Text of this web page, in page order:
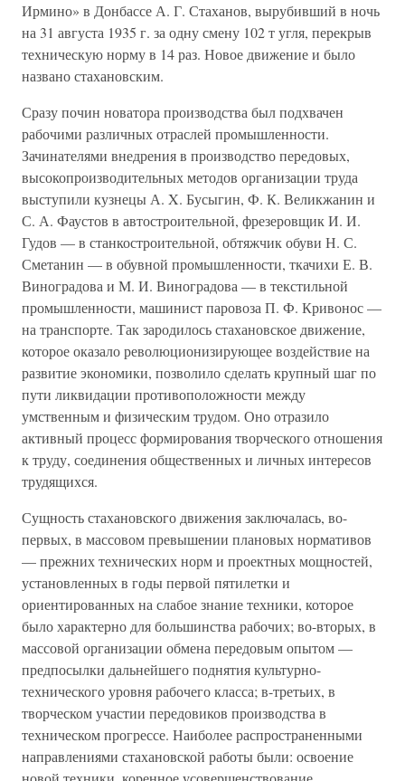
Ирмино» в Донбассе А. Г. Стаханов, вырубивший в ночь
на 31 августа 1935 г. за одну смену 102 т угля, перекрыв
техническую норму в 14 раз. Новое движение и было
названо стахановским.
Сразу почин новатора производства был подхвачен
рабочими различных отраслей промышленности.
Зачинателями внедрения в производство передовых,
высокопроизводительных методов организации труда
выступили кузнецы А. X. Бусыгин, Ф. К. Великжанин и
С. А. Фаустов в автостроительной, фрезеровщик И. И.
Гудов — в станкостроительной, обтяжчик обуви Н. С.
Сметанин — в обувной промышленности, ткачихи Е. В.
Виноградова и М. И. Виноградова — в текстильной
промышленности, машинист паровоза П. Ф. Кривонос —
на транспорте. Так зародилось стахановское движение,
которое оказало революционизирующее воздействие на
развитие экономики, позволило сделать крупный шаг по
пути ликвидации противоположности между
умственным и физическим трудом. Оно отразило
активный процесс формирования творческого отношения
к труду, соединения общественных и личных интересов
трудящихся.
Сущность стахановского движения заключалась, во-
первых, в массовом превышении плановых нормативов
— прежних технических норм и проектных мощностей,
установленных в годы первой пятилетки и
ориентированных на слабое знание техники, которое
было характерно для большинства рабочих; во-вторых, в
массовой организации обмена передовым опытом —
предпосылки дальнейшего поднятия культурно-
технического уровня рабочего класса; в-третьих, в
творческом участии передовиков производства в
техническом прогрессе. Наиболее распространенными
направлениями стахановской работы были: освоение